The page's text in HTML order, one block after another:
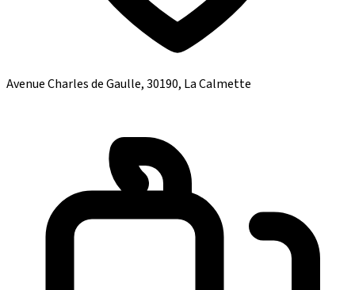
Avenue Charles de Gaulle, 30190, La Calmette